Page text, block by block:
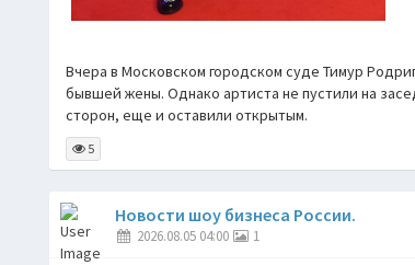
Вчера в Московском городском суде Тимур
бывшей жены. Однако артиста не пустили на
сторон, еще и оставили открытым.
5
Новости шоу бизнеса России.
2026.08.05 04:00 1